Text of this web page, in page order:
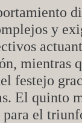
y
mientras
festejo
El quinto
para el